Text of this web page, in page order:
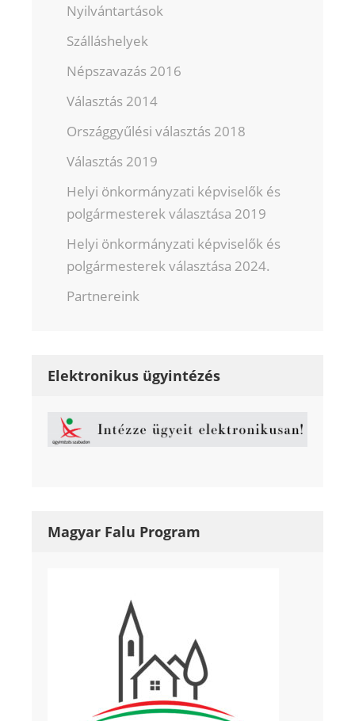
Nyilvántartások
Szálláshelyek
Népszavazás 2016
Választás 2014
Országgyűlési választás 2018
Választás 2019
Helyi önkormányzati képviselők és
polgármesterek választása 2019
Helyi önkormányzati képviselők és
polgármesterek választása 2024.
Partnereink
Elektronikus ügyintézés
Magyar Falu Program